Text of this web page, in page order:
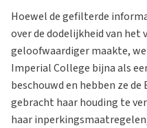
Hoewel de gefilterde
over de dodelijkheid van het
geloofwaardiger maakte,
Imperial College bijna als
beschouwd en hebben ze
gebracht haar houding te
haar